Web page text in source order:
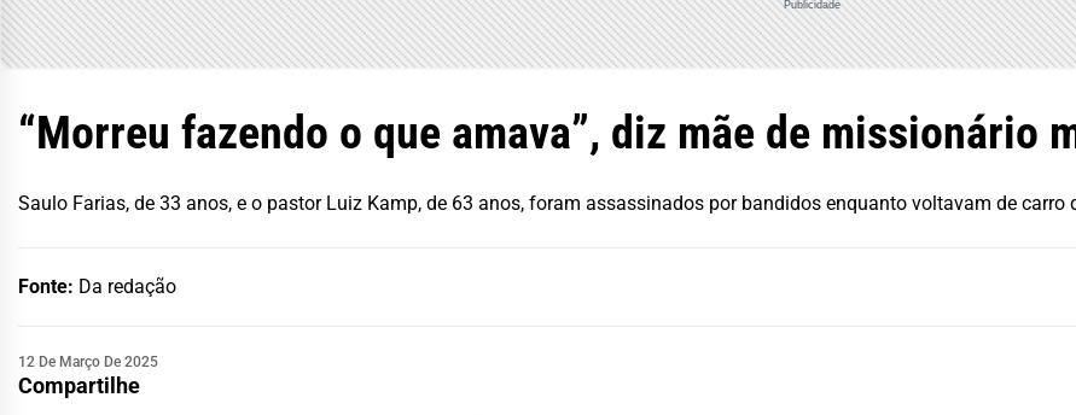
Publicidade
“Morreu fazendo o que amava”, diz mãe de missionário
Saulo Farias, de 33 anos, e o pastor Luiz Kamp, de 63 anos, foram assassinados por bandidos enquanto voltavam de carro
Fonte: Da redação
12 De Março De 2025
Compartilhe